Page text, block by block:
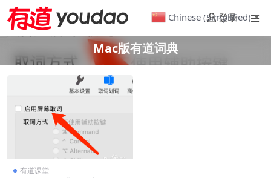
登录
Mac版有道词典
有道课堂
Chinese (Simplified) ▼